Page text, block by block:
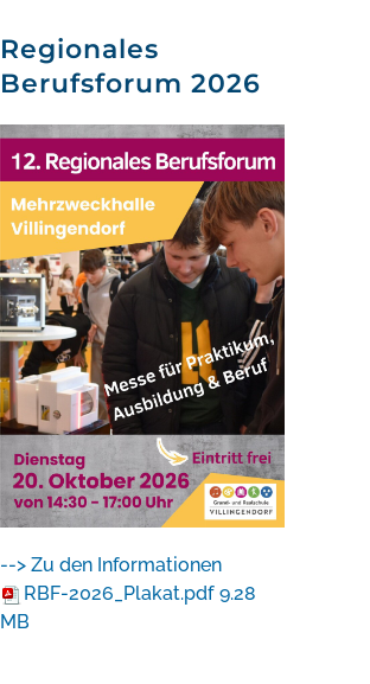
Regionales
Berufsforum 2026
--> Zu den Informationen
RBF-2026_Plakat.pdf 9.28
MB